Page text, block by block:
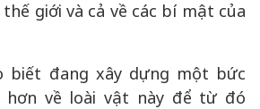
giới và cả về các bí mật của
biết đang xây dựng một bức
hơn về loài vật này để từ đó